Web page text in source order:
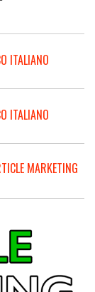
MARKETING